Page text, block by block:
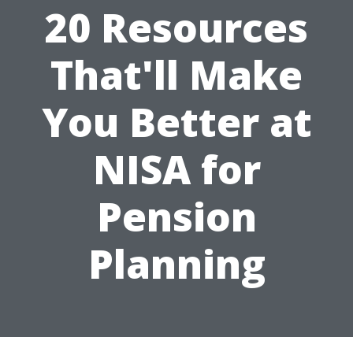
20 Resources
That'll Make
You Better at
NISA for
Pension
Planning